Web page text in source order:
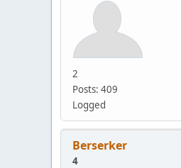
2
Posts: 409
Logged
Berserker
4